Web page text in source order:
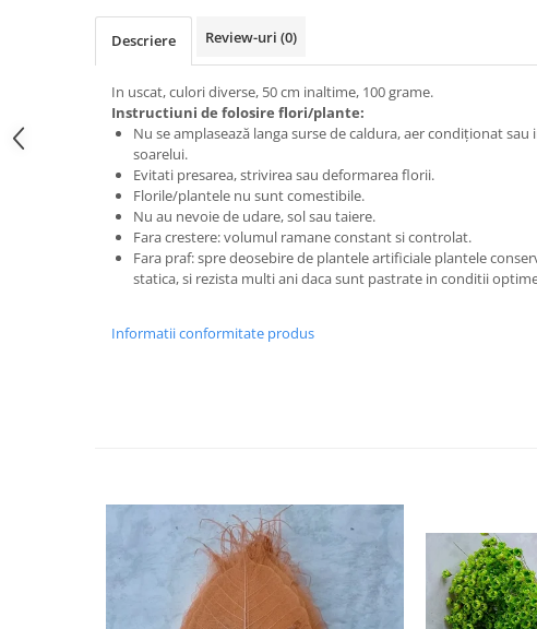
Descriere Review-uri (0)
In uscat, culori diverse, 50 cm inaltime, 100 grame.
Instructiuni de folosire flori/plante:
Nu se amplasează langa surse de caldura, aer condiționat
soarelui.
Evitati presarea, strivirea sau deformarea florii.
Florile/plantele nu sunt comestibile.
Nu au nevoie de udare, sol sau taiere.
Fara crestere: volumul ramane constant si controlat.
Fara praf: spre deosebire de plantele artificiale plantele
statica, si rezista multi ani daca sunt pastrate in conditii
Informatii conformitate produs